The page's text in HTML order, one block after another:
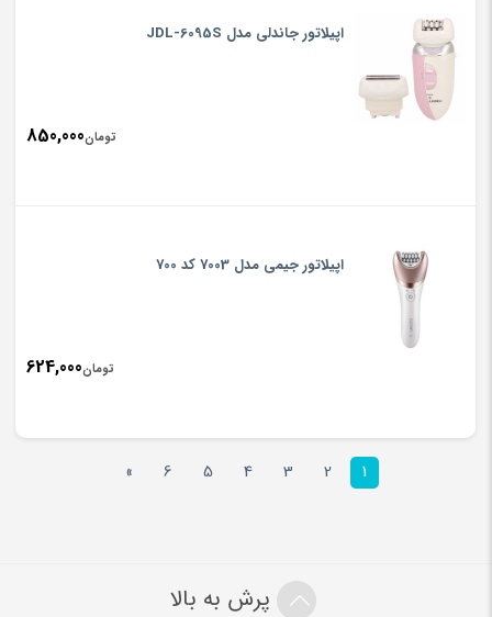
اپیلاتور جاندلی مدل JDL-6095S
تومان850,000
اپیلاتور جیمی مدل 7003 کد 700
تومان624,000
1
2
3
4
5
6
»
پرش به بالا